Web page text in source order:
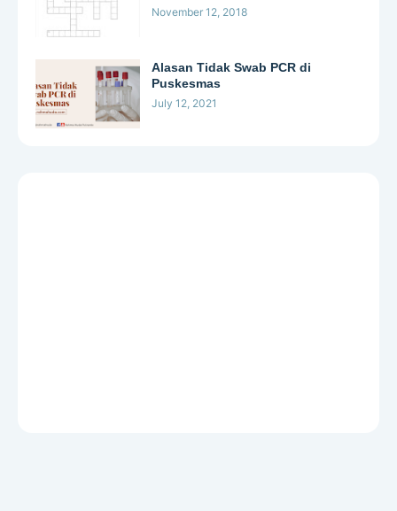
November 12, 2018
Alasan Tidak Swab PCR di
Puskesmas
July 12, 2021